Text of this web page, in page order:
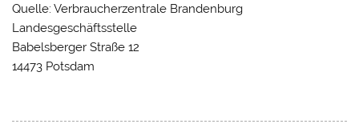
Quelle: Verbraucherzentrale Brandenburg
Landesgeschäftsstelle
Babelsberger Straße 12
14473 Potsdam